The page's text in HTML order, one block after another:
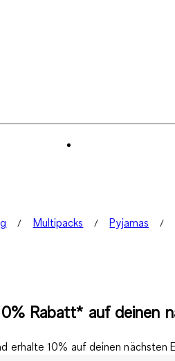
Multipacks Pyjamas
Rabatt* auf deinen
erhalte 10% auf deinen nächsten